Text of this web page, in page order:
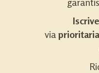
via prioritaria